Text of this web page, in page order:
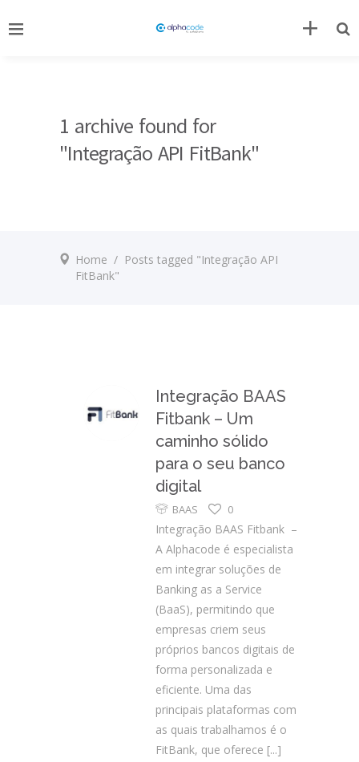
1 archive found for
"Integração API FitBank"
Home / Posts tagged "Integração API
FitBank"
Integração BAAS
Fitbank – Um
caminho sólido
para o seu banco
digital
BAAS 0
Integração BAAS Fitbank –
A Alphacode é especialista
em integrar soluções de
Banking as a Service
(BaaS), permitindo que
empresas criem seus
próprios bancos digitais de
forma personalizada e
eficiente. Uma das
principais plataformas com
as quais trabalhamos é o
FitBank, que oferece [...]